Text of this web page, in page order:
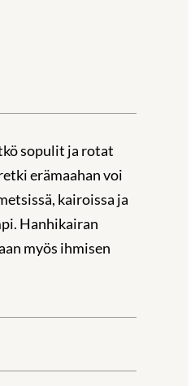
sopulit ja rotat
erämaahan voi
kairoissa ja
Hanhikairan
myös ihmisen